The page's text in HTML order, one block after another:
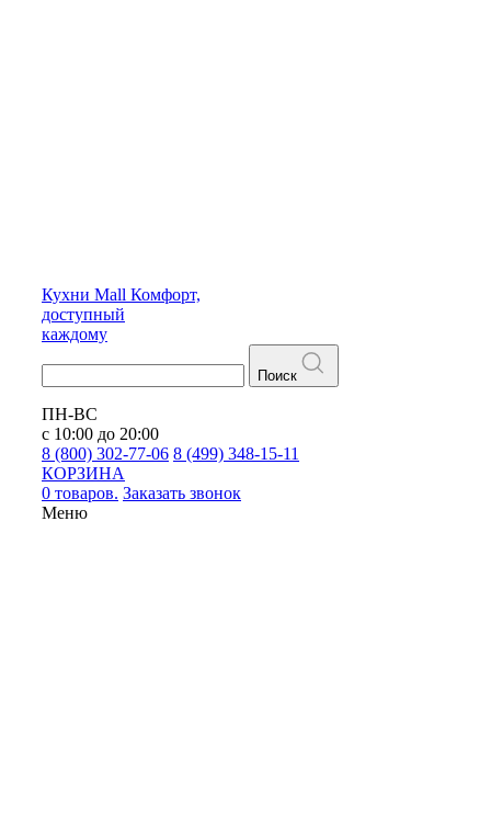
Кухни Mall Комфорт,
доступный
каждому
Поиск
ПН-ВС
с 10:00 до 20:00
8 (800) 302-77-06 8 (499) 348-15-11
КОРЗИНА
0 товаров. Заказать звонок
Меню